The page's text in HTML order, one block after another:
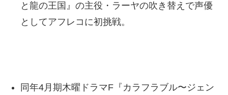
と龍の王国』の主役・ラーヤの吹き替えで声優
としてアフレコに初挑戦。
同年4月期木曜ドラマF『カラフラブル〜ジェン